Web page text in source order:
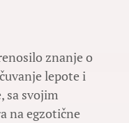
znanje o
lepote i
sa svojim
na egzotične